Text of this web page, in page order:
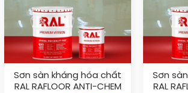
Sơn sàn kháng hóa chất
RAL RAFLOOR ANTI-CHEM
Sơn
RAL